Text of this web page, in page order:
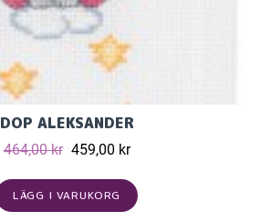
DOP ALEKSANDER
464,00 kr 459,00 kr
LÄGG I VARUKORG